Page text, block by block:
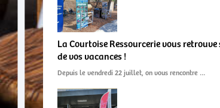
La Courtoise Ressourcerie vous
de vos vacances !
Depuis le vendredi 22 juillet, on vous rencontre …